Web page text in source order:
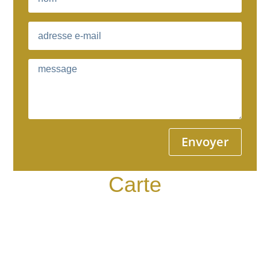
Envoyer
Carte